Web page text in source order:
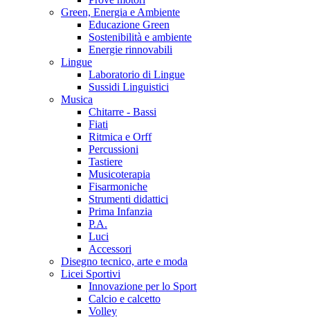
Green, Energia e Ambiente
Educazione Green
Sostenibilità e ambiente
Energie rinnovabili
Lingue
Laboratorio di Lingue
Sussidi Linguistici
Musica
Chitarre - Bassi
Fiati
Ritmica e Orff
Percussioni
Tastiere
Musicoterapia
Fisarmoniche
Strumenti didattici
Prima Infanzia
P.A.
Luci
Accessori
Disegno tecnico, arte e moda
Licei Sportivi
Innovazione per lo Sport
Calcio e calcetto
Volley